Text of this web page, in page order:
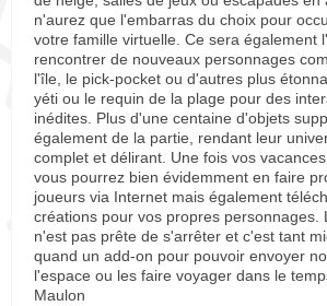
n'aurez que l'embarras du choix pour
votre famille virtuelle. Ce sera également
rencontrer de nouveaux personnages
l'île, le pick-pocket ou d'autres plus
yéti ou le requin de la plage pour des
inédites. Plus d'une centaine d'objets
également de la partie, rendant leur
complet et délirant. Une fois vos
vous pourrez bien évidemment en faire
joueurs via Internet mais également
créations pour vos propres personnages.
n'est pas prête de s'arrêter et c'est tant
quand un add-on pour pouvoir envoyer
l'espace ou les faire voyager dans le
Maulon